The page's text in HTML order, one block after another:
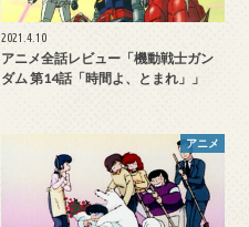
2021.4.10
アニメ全話レビュー「機動戦士ガン
ダム 第14話「時間よ、とまれ」」
アニメ